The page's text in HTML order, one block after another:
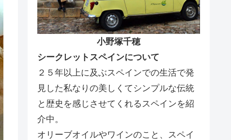
小野塚千穂
シークレットスペインについて
２５年以上に及ぶスペインでの生活で発
見した私なりの美しくてシンプルな伝統
と歴史を感じさせてくれるスペインを紹
介中。
オリーブオイルやワインのこと、スペイ